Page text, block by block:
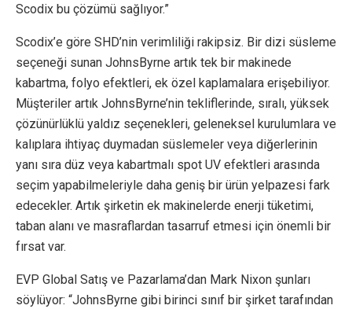
Scodix bu çözümü sağlıyor.”
Scodix’e göre SHD’nin verimliliği rakipsiz. Bir dizi süsleme
seçeneği sunan JohnsByrne artık tek bir makinede
kabartma, folyo efektleri, ek özel kaplamalara erişebiliyor.
Müşteriler artık JohnsByrne’nin tekliflerinde, sıralı, yüksek
çözünürlüklü yaldız seçenekleri, geleneksel kurulumlara ve
kalıplara ihtiyaç duymadan süslemeler veya diğerlerinin
yanı sıra düz veya kabartmalı spot UV efektleri arasında
seçim yapabilmeleriyle daha geniş bir ürün yelpazesi fark
edecekler. Artık şirketin ek makinelerde enerji tüketimi,
taban alanı ve masraflardan tasarruf etmesi için önemli bir
fırsat var.
EVP Global Satış ve Pazarlama’dan Mark Nixon şunları
söylüyor: “JohnsByrne gibi birinci sınıf bir şirket tarafından